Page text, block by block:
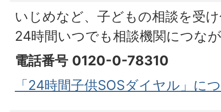
いじめなど、子どもの相談を受
24時間いつでも相談機関につな
電話番号 0120-0-78310
「24時間子供SOSダイヤル」に